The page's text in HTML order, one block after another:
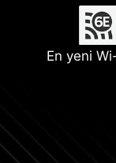
En yeni